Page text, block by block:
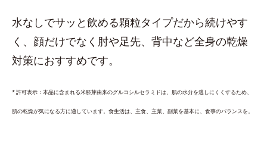
水なしでサッと飲める顆粒タイプだから続けやす
く、顔だけでなく肘や足先、背中など全身の乾燥
対策におすすめです。
* 許可表示：本品に含まれる米胚芽由来のグルコシルセラミドは、肌の水分を逃しにくくするため、
肌の乾燥が気になる方に適しています。食生活は、主食、主菜、副菜を基本に、食事のバランスを。